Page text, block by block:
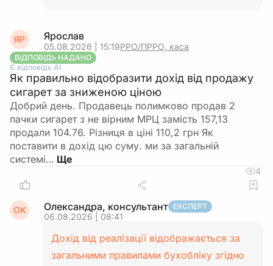
ЯР Ярослав
05.08.2026 | 15:19РРО/ПРРО, каса
ВІДПОВІДЬ НАДАНО
Є відповідь АІ
Як правильно відобразити дохід від продажу
сигарет за зниженою ціною
Добрий день. Продавець полимково продав 2
пачки сигарет з не вірним МРЦ замість 157,13
продали 104.76. Різниця в ціні 110,2 грн Як
поставити в дохід цю суму. ми за загальній
системі…
4
ОК Олександра, консультант ЕКСПЕРТ
06.08.2026 | 08:41
Дохід від реалізації відображається за
загальними правилами бухобліку згідно